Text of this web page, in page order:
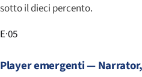
sotto il dieci percento.
E·05
Player emergenti —